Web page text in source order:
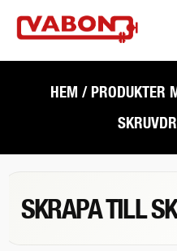
HEM / PRODUKTER
SKRAPA TILL